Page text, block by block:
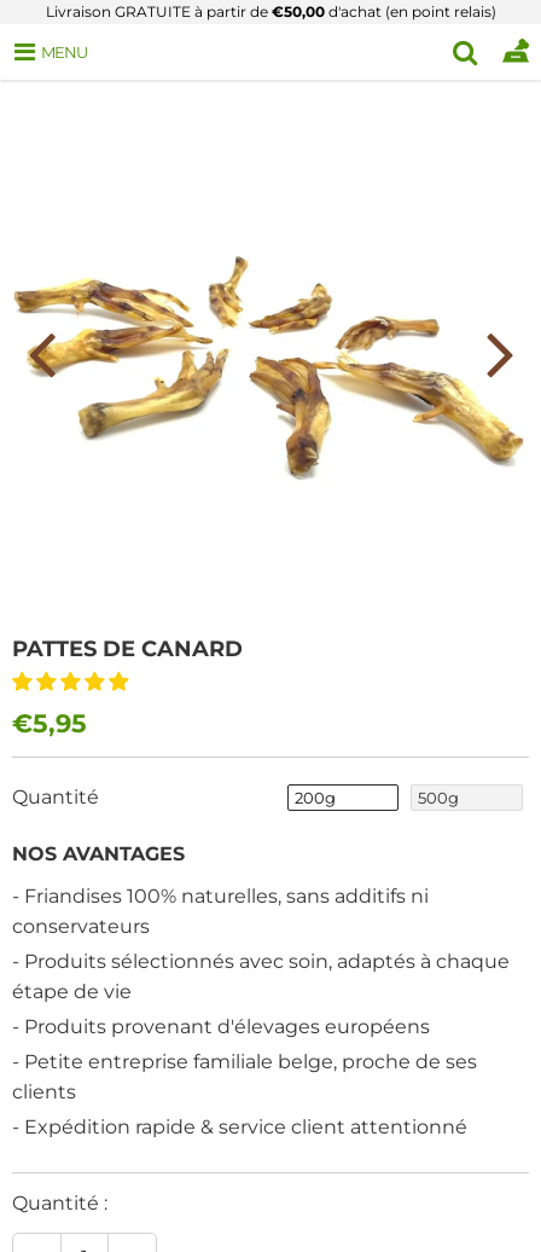
Livraison GRATUITE à partir de €50,00d'achat (en point relais)
MENU
PATTES DE CANARD
€5,95
Quantité 200g 500g
NOS AVANTAGES
- Friandises 100% naturelles, sans additifs ni
conservateurs
- Produits sélectionnés avec soin, adaptés à chaque
étape de vie
- Produits provenant d'élevages européens
- Petite entreprise familiale belge, proche de ses
clients
- Expédition rapide & service client attentionné
Quantité :